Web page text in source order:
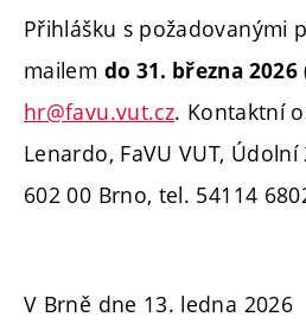
Přihlášku s požadovanými
mailem do 31. března 2026
hr@favu.vut.cz. Kontaktní
Lenardo, FaVU VUT, Údolní
602 00 Brno, tel. 54114
V Brně dne 13. ledna 2026